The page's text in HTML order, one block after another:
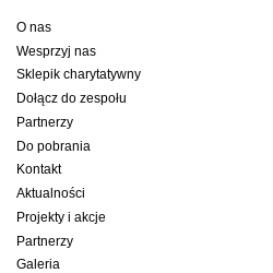
O nas
Wesprzyj nas
Sklepik charytatywny
Dołącz do zespołu
Partnerzy
Do pobrania
Kontakt
Aktualności
Projekty i akcje
Partnerzy
Galeria